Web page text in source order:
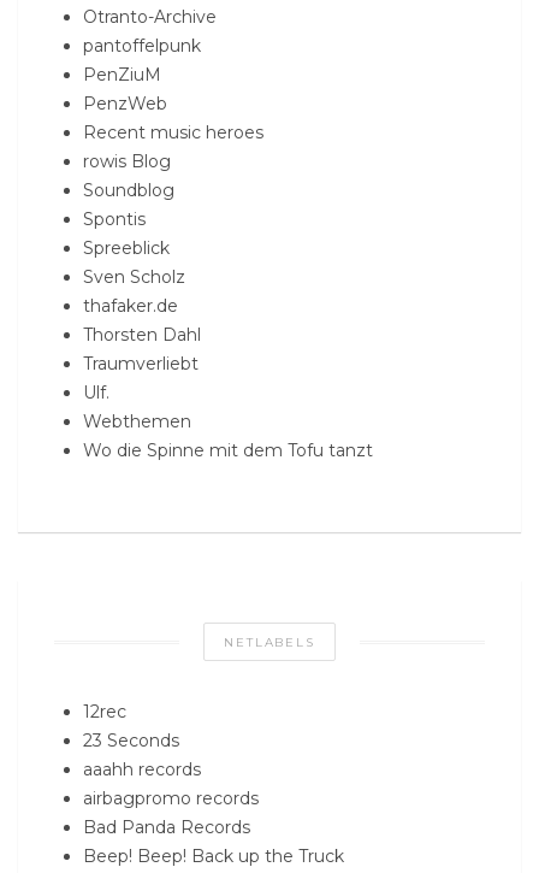
Otranto-Archive
pantoffelpunk
PenZiuM
PenzWeb
Recent music heroes
rowis Blog
Soundblog
Spontis
Spreeblick
Sven Scholz
thafaker.de
Thorsten Dahl
Traumverliebt
Ulf.
Webthemen
Wo die Spinne mit dem Tofu tanzt
NETLABELS
12rec
23 Seconds
aaahh records
airbagpromo records
Bad Panda Records
Beep! Beep! Back up the Truck